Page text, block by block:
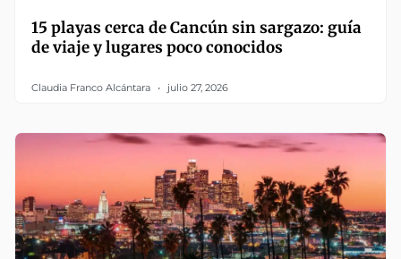
15 playas cerca de Cancún sin sargazo: guía
de viaje y lugares poco conocidos
Claudia Franco Alcántara julio 27, 2026